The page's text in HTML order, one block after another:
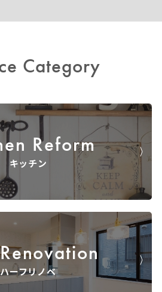
Category
Reform
キッチン
ハーフリノベ